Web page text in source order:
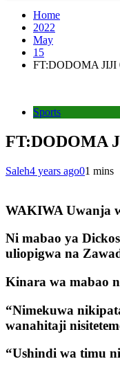
Home
2022
May
15
FT:DODOMA
Sports
FT:DODOMA
Saleh4 years ago01 mins
WAKIWA Uwanja
Ni mabao ya
uliopigwa na
Kinara wa mabao
“Nimekuwa
wanahitaji
“Ushindi wa timu